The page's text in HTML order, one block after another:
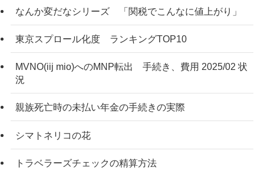
なんか変だなシリーズ 「関税でこんなに値上がり」
東京スプロール化度 ランキングTOP10
MVNO(iij mio)へのMNP転出 手続き、費用 2025/02 状
況
親族死亡時の未払い年金の手続きの実際
シマトネリコの花
トラベラーズチェックの精算方法